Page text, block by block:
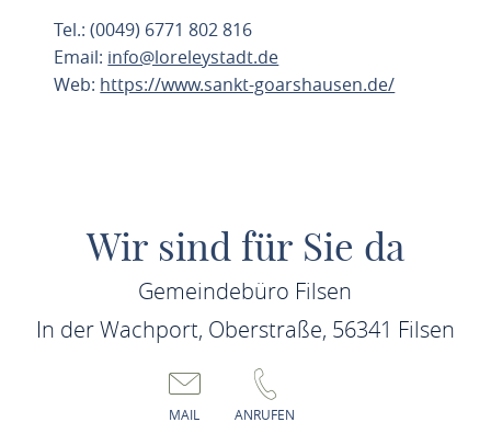
Tel.: (0049) 6771 802 816
Email: info@loreleystadt.de
Web: https://www.sankt-goarshausen.de/
Wir sind für Sie da
Gemeindebüro Filsen
In der Wachport, Oberstraße, 56341 Filsen
MAIL ANRUFEN